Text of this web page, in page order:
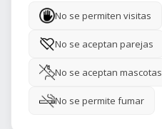
No se permiten visitas
No se aceptan parejas
No se aceptan mascotas
No se permite fumar